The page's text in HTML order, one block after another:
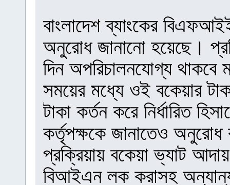
বাংলাদেশ ব্যাংকের
অনুরোধ জানানো হয়েছে।
দিন অপরিচালনযোগ্য
সময়ের মধ্যে ওই বকেয়ার
টাকা কর্তন করে নির্ধারিত
কর্তৃপক্ষকে জানাতেও
প্রক্রিয়ায় বকেয়া ভ্যাট
বিআইএন লক করাসহ